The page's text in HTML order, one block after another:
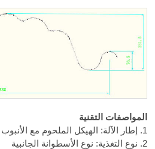
المواصفات التقنية
1. إطار الآلة: الهيكل الملحوم مع الأنبوب الفولاذي بالشكل الخاص
2. نوع التغذية: نوع الأسطوانة الجانبية